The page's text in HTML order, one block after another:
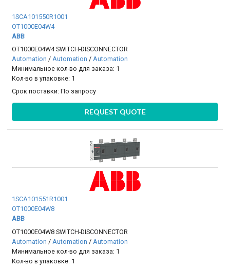
1SCA101550R1001
OT1000E04W4
ABB
OT1000E04W4 SWITCH-DISCONNECTOR
Automation /Automation /Automation
Минимальное кол-во для заказа: 1
Кол-во в упаковке: 1
Срок поставки:По запросу
REQUEST QUOTE
1SCA101551R1001
OT1000E04W8
ABB
OT1000E04W8 SWITCH-DISCONNECTOR
Automation / Automation / Automation
Минимальное кол-во для заказа: 1
Кол-во в упаковке: 1